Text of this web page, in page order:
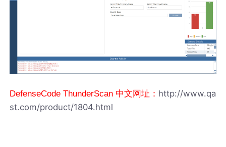
DefenseCode ThunderScan 中文网址： http://www.qa
st.com/product/1804.html